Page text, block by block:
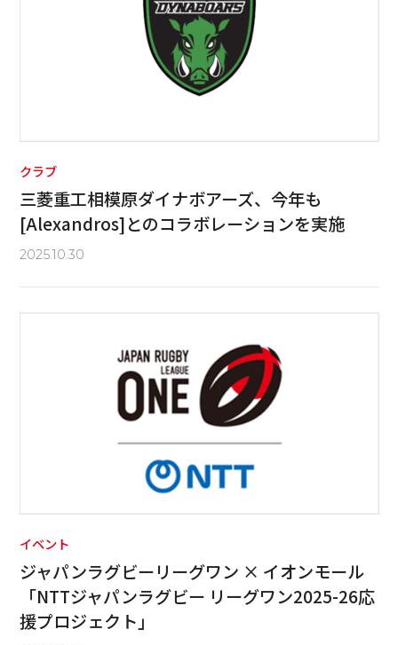
クラブ
三菱重工相模原ダイナボアーズ、今年も
[Alexandros]とのコラボレーションを実施
2025.10.30
イベント
ジャパンラグビーリーグワン × イオンモール
「NTTジャパンラグビー リーグワン2025-26応
援プロジェクト」